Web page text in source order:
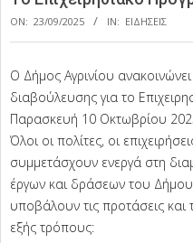
ON: 23/09/2025 IN: ΕΙΔΗΣΕΙΣ
Ο Δήμος Αγρινίου
διαβούλευσης για το
Παρασκευή 10 Οκτωβρίου
Όλοι οι πολίτες, οι
συμμετάσχουν ενεργά στη
έργων και δράσεων του
υποβάλουν τις προτάσεις και
εξής τρόπους: